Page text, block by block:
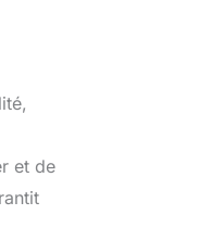
et de